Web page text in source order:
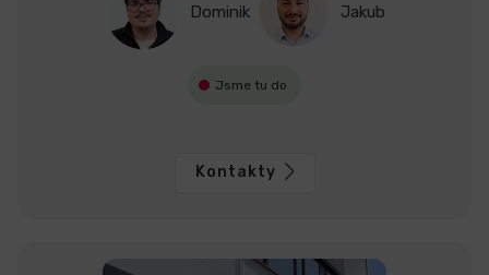
Dominik Jakub
Jsme tu do
Kontakty